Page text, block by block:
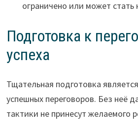
ограничено или может стать
Подготовка к
успеха
Тщательная подготовка
успешных переговоров. Без неё
тактики не принесут желаемого